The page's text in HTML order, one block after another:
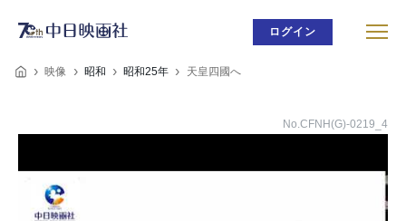
ログイン
映像 昭和 昭和25年 天皇四國へ
No.CFNH(G)-0219_4